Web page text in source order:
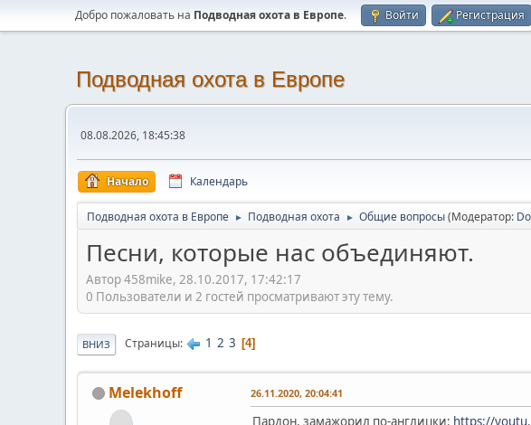
Добро пожаловать на Подводная охота в Европе. Войти Регистрация
Подводная охота в Европе
08.08.2026, 18:45:38
Начало Календарь
Подводная охота в Европе ► Подводная охота ► Общие вопросы(Модератор:
Песни, которые нас объединяют.
Автор 458mike, 28.10.2017, 17:42:17
0 Пользователи и 2 гостей просматривают эту тему.
ВНИЗ Страницы 1 2 3 4
Melekhoff 26.11.2020, 20:04:41
Пардон, замажорил по-англицки: https://